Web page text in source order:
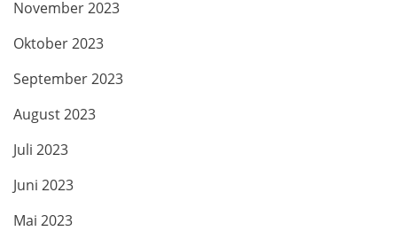
November 2023
Oktober 2023
September 2023
August 2023
Juli 2023
Juni 2023
Mai 2023